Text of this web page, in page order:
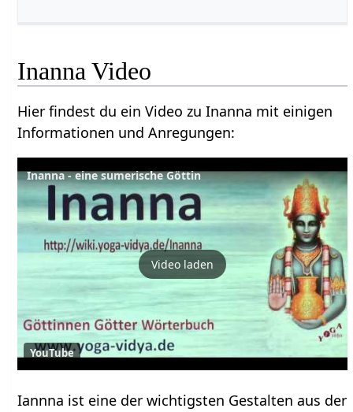
Inanna Video
Hier findest du ein Video zu Inanna mit einigen
Informationen und Anregungen:
Inanna - eine sumerische Göttin
Video laden
YouTube
Iannna ist eine der wichtigsten Gestalten aus der